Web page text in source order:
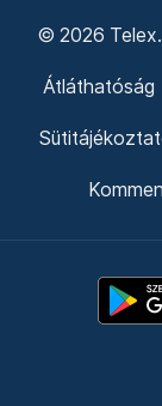
© 2026
Átláthatóság